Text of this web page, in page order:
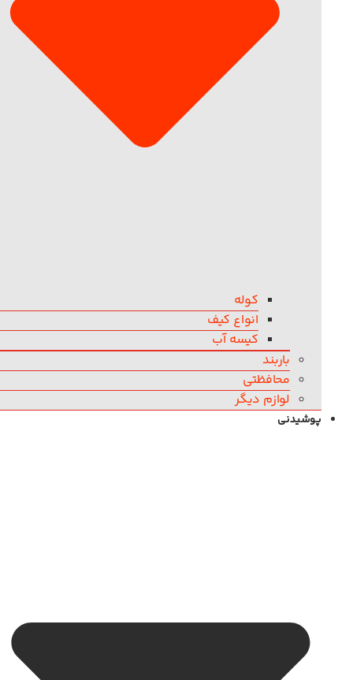
کوله
انواع کیف
کیسه آب
باربند
محافظتی
لوازم دیگر
پوشیدنی